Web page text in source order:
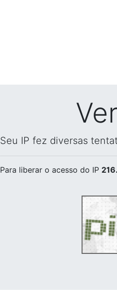
Seu IP fez diversas
Para liberar o acesso do IP